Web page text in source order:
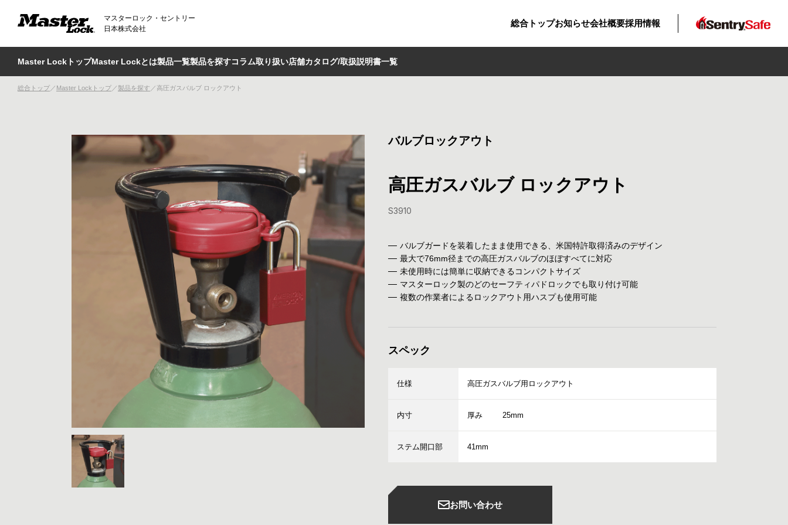
マスターロック・セントリー
日本株式会社
総合トップお知らせ会社概要採用情報
Master LockトップMaster Lockとは製品一覧製品を探すコラム取り扱い店舗カタログ/取扱説明書一覧
総合トップ Master Lockトップ 製品を探す 高圧ガスバルブ ロックアウト
バルブロックアウト
高圧ガスバルブ ロックアウト
S3910
バルブガードを装着したまま使用できる、米国特許取得済みのデザイン
最大で76mm径までの高圧ガスバルブのほぼすべてに対応
未使用時には簡単に収納できるコンパクトサイズ
マスターロック製のどのセーフティパドロックでも取り付け可能
複数の作業者によるロックアウト用ハスプも使用可能
スペック
仕様 高圧ガスバルブ用ロックアウト
内寸 厚み 25mm
ステム開口部 41mm
お問い合わせ